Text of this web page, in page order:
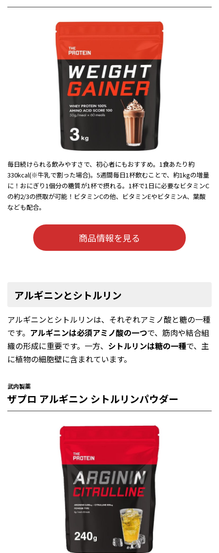
毎日続けられる飲みやすさで、初心者にもおすすめ。1食あたり約
330kcal(※牛乳で割った場合)。5週間毎日1杯飲むことで、約1kgの増量
に！おにぎり1個分の糖質が1杯で摂れる。1杯で1日に必要なビタミンC
の約2/3の摂取が可能！ビタミンCの他、ビタミンEやビタミンA、葉酸
なども配合。
商品情報を見る
アルギニンとシトルリン
アルギニンとシトルリンは、それぞれアミノ酸と糖の一種
です。 アルギニンは必須アミノ酸の一つで、筋肉や結合組
織の形成に重要です。一方、 シトルリンは糖の一種で、主
に植物の細胞壁に含まれています。
武内製薬
ザプロ アルギニン シトルリンパウダー